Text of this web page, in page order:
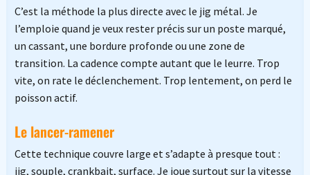
C’est la méthode la plus directe avec le jig métal. Je
l’emploie quand je veux rester précis sur un poste marqué,
un cassant, une bordure profonde ou une zone de
transition. La cadence compte autant que le leurre. Trop
vite, on rate le déclenchement. Trop lentement, on perd le
poisson actif.
Le lancer-ramener
Cette technique couvre large et s’adapte à presque tout :
jig, souple, crankbait, surface. Je joue surtout sur la vitesse